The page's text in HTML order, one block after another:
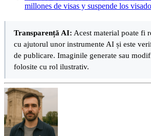
millones de visas y suspende los
Transparență AI: Acest material poate fi
cu ajutorul unor instrumente AI și este
de publicare. Imaginile generate sau
folosite cu rol ilustrativ.